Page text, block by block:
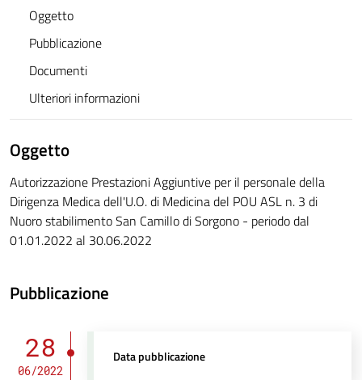
Oggetto
Pubblicazione
Documenti
Ulteriori informazioni
Oggetto
Autorizzazione Prestazioni Aggiuntive per il personale della
Dirigenza Medica dell'U.O. di Medicina del POU ASL n. 3 di
Nuoro stabilimento San Camillo di Sorgono - periodo dal
01.01.2022 al 30.06.2022
Pubblicazione
28
06/2022
Data pubblicazione